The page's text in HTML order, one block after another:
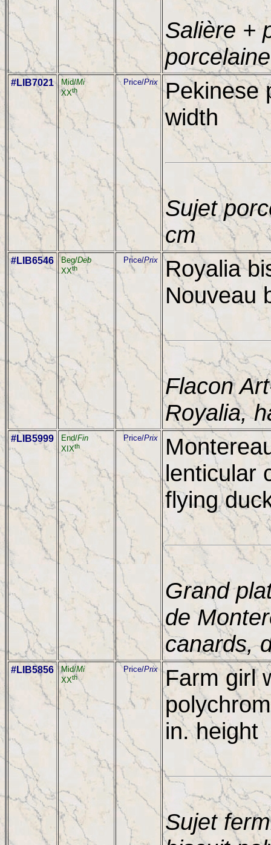
Salière +
#LIB7021 Mid/Mi
XXth
Price/Prix
Pekinese
width
Sujet
cm
#LIB6546 Beg/Deb
XXth
Price/Prix
Royalia
Nouveau
Flacon
Royalia,
#LIB5999 End/Fin
XIXth
Price/Prix
lenticular
flying
Grand
de
canards,
#LIB5856 Mid/Mi
XXth
Price/Prix
Farm girl
in. height
Sujet